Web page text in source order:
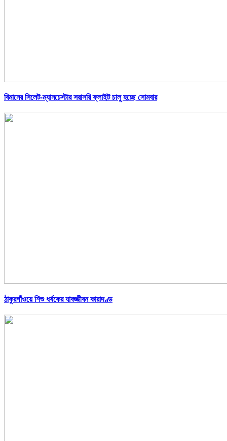
বিমানের সিলেট-ম্যানচেস্টার সরাসরি ফ্লাইট চালু হচ্ছে সোমবার
ঠাকুরগাঁওয়ে শিশু ধর্ষকের যাবজ্জীবন কারাদণ্ড